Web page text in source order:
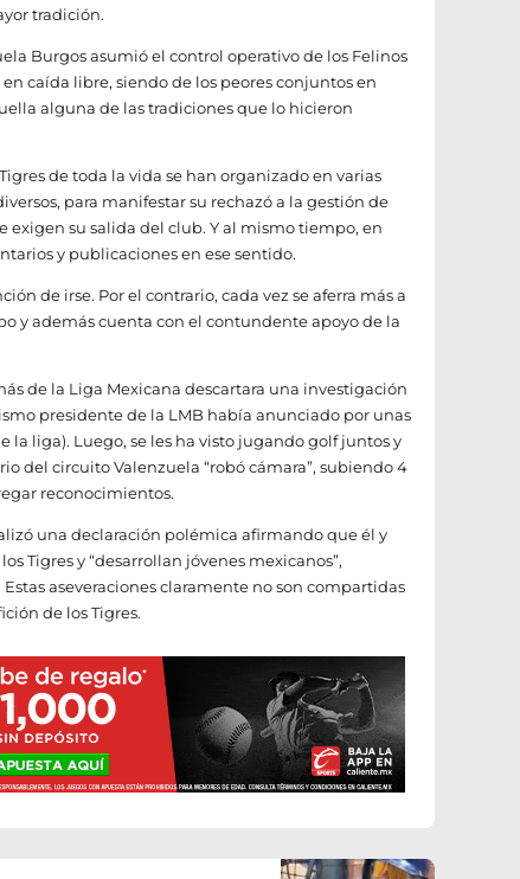
tradición.
Burgos asumió el control operativo de los Felinos
caída libre, siendo de los peores conjuntos en
alguna de las tradiciones que lo hicieron
de toda la vida se han organizado en varias
para manifestar su rechazó a la gestión de
exigen su salida del club. Y al mismo tiempo, en
y publicaciones en ese sentido.
de irse. Por el contrario, cada vez se aferra más a
y además cuenta con el contundente apoyo de la
de la Liga Mexicana descartara una investigación
presidente de la LMB había anunciado por unas
la liga). Luego, se les ha visto jugando golf juntos y
del circuito Valenzuela “robó cámara”, subiendo 4
reconocimientos.
una declaración polémica afirmando que él y
Tigres y “desarrollan jóvenes mexicanos”,
aseveraciones claramente no son compartidas
de los Tigres.